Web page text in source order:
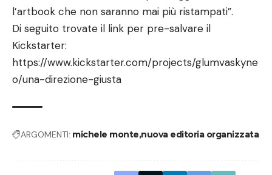
l’artbook che non saranno mai più ristampati”.
Di seguito trovate il link per pre-salvare il
Kickstarter:
https://www.kickstarter.com/projects/glumvaskyne
o/una-direzione-giusta
ARGOMENTI: michele monte nuova editoria organizzata